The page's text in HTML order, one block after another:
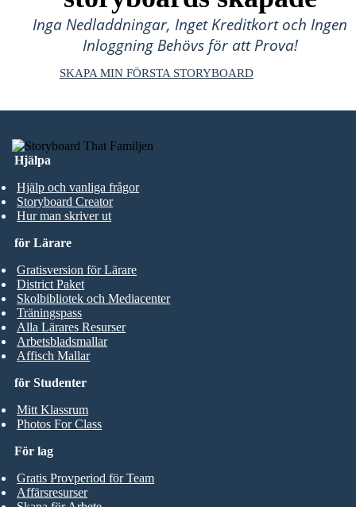
Inga Nedladdningar, Inget Kreditkort och Ingen
Inloggning Behövs för att Prova!
SKAPA MIN FÖRSTA STORYBOARD
Hjälpa
Hjälp och vanliga frågor
Storyboard Creator
Hur man skriver ut
för Studenter
Mitt Klassrum
Photos For Class
för Lärare
Gratisversion för Lärare
District Paket
Skolbibliotek och Mediacenter
Träningspass
Alla Lärares Resurser
Arbetsbladsmallar
Affisch Mallar
För lag
Gratis Provperiod för Team
Affärsresurser